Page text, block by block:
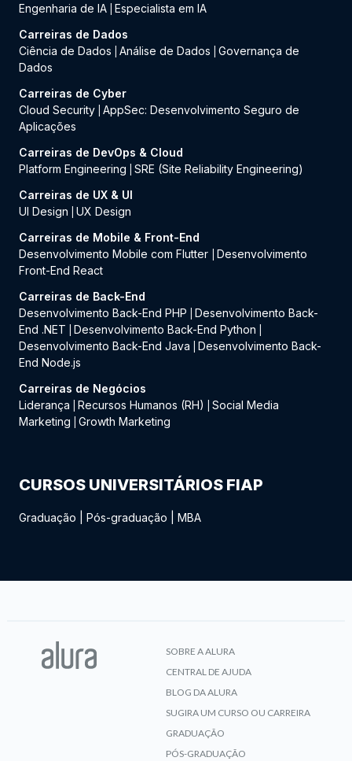
Engenharia de IA Especialista em IA
Carreiras de Dados
Ciência de Dados
Análise de Dados
Governança de
Dados
Carreiras de Cyber
Cloud Security AppSec: Desenvolvimento Seguro de
Aplicações
Carreiras de DevOps & Cloud
Platform Engineering
SRE (Site Reliability Engineering)
Carreiras de UX & UI
UI Design
UX Design
Carreiras de Mobile & Front-End
Desenvolvimento Mobile com Flutter
Desenvolvimento
Front-End React
Carreiras de Back-End
Desenvolvimento Back-End PHP
Desenvolvimento Back-
End .NET
Desenvolvimento Back-End Python
Desenvolvimento Back-End Java
Desenvolvimento Back-
End Node.js
Carreiras de Negócios
Liderança
Recursos Humanos (RH)
Social Media
Marketing
Growth Marketing
CURSOS UNIVERSITÁRIOS FIAP
Graduação Pós-graduação MBA
SOBRE A ALURA
CENTRAL DE AJUDA
BLOG DA ALURA
SUGIRA UM CURSO OU CARREIRA
GRADUAÇÃO
PÓS-GRADUAÇÃO